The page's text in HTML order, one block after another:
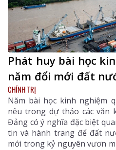
Phát huy bài học
năm đổi mới đất
CHÍNH TRỊ
Năm bài học kinh nghiệm
nêu trong dự thảo các văn
Đảng có ý nghĩa đặc biệt
tin và hành trang để đất
mới trong kỷ nguyên vươn